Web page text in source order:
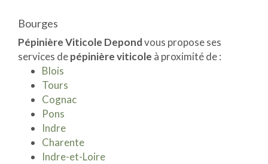
Bourges
Pépinière Viticole Depondvous propose ses
services depépinière viticole à proximité de :
Blois
Tours
Cognac
Pons
Indre
Charente
Indre-et-Loire